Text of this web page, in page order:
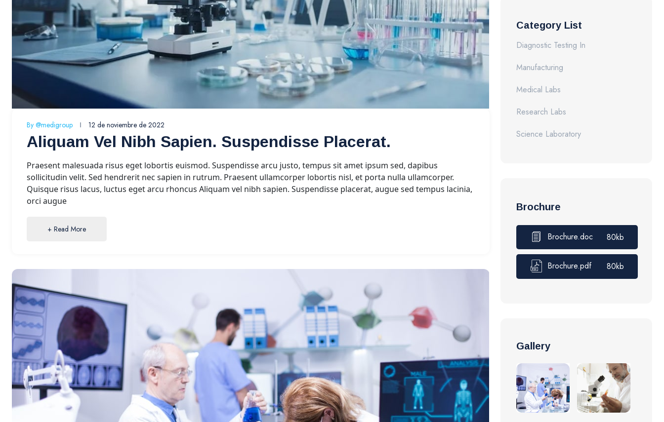
By @medigroup 12 de noviembre de 2022
Aliquam Vel Nibh Sapien. Suspendisse Placerat.
Praesent malesuada risus eget lobortis euismod. Suspendisse arcu justo, tempus sit amet ipsum sed, dapibus
sollicitudin velit. Sed hendrerit nec sapien in rutrum. Praesent ullamcorper lobortis nisl, et porta nulla ullamcorper.
Quisque risus lacus, luctus eget arcu rhoncus Aliquam vel nibh sapien. Suspendisse placerat, augue sed tempus lacinia,
orci augue
+ Read More
Category List
Diagnostic Testing In
Manufacturing
Medical Labs
Research Labs
Science Laboratory
Brochure
Brochure.doc 80kb
Brochure.pdf 80kb
Gallery